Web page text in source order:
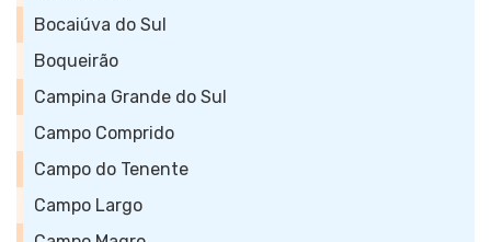
Bocaiúva do Sul
Boqueirão
Campina Grande do Sul
Campo Comprido
Campo do Tenente
Campo Largo